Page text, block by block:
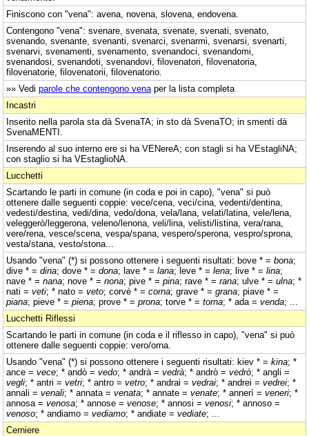
Finiscono con "vena": avena, novena, slovena, endovena.
Contengono "vena": svenare, svenata, svenate, svenati, svenato,
svenando, svenante, svenanti, svenarci, svenarmi, svenarsi, svenarti,
svenarvi, svenamenti, svenamento, svenandoci, svenandomi,
svenandosi, svenandoti, svenandovi, filovenatori, filovenatoria,
filovenatorie, filovenatorii, filovenatorio.
»» Vedi parole che contengono vena per la lista completa
Incastri
Inserito nella parola sta dà SvenaTA; in sto dà SvenaTO; in smentì dà
SvenaMENTI.
Inserendo al suo interno ere si ha VENereA; con stagli si ha VEstagliNA;
con staglio si ha VEstaglioNA.
Lucchetti
Scartando le parti in comune (in coda e poi in capo), "vena" si può
ottenere dalle seguenti coppie: vece/cena, veci/cina, vedenti/dentina,
vedesti/destina, vedi/dina, vedo/dona, vela/lana, velati/latina, vele/lena,
veleggerò/leggerona, veleno/lenona, veli/lina, velisti/listina, vera/rana,
vere/rena, vesce/scena, vespa/spana, vespero/sperona, vespro/sprona,
vesta/stana, vesto/stona...
Usando "vena" (*) si possono ottenere i seguenti risultati: bove * = bona;
dive * = dina; dove * = dona; lave * = lana; leve * = lena; live * = lina;
nave * = nana; nove * = nona; pive * = pina; rave * = rana; ulve * = ulna; *
nati = veti; * nato = veto; corvè * = corna; grave * = grana; piave * =
piana; pieve * = piena; prove * = prona; torve * = torna; * ada = venda; ...
Lucchetti Riflessi
Scartando le parti in comune (in coda e il riflesso in capo), "vena" si può
ottenere dalle seguenti coppie: vero/orna.
Usando "vena" (*) si possono ottenere i seguenti risultati: kiev * = kina; *
ance = vece; * andò = vedo; * andrà = vedrà; * andrò = vedrò; * angli =
vegli; * antri = vetri; * antro = vetro; * andrai = vedrai; * andrei = vedrei; *
annali = venali; * annata = venata; * annate = venate; * annerì = veneri; *
annosa = venosa; * annose = venose; * annosi = venosi; * annoso =
venoso; * andiamo = vediamo; * andiate = vediate; ...
Cerniere